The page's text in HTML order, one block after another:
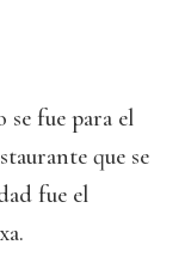
fue para el
que se
fue el